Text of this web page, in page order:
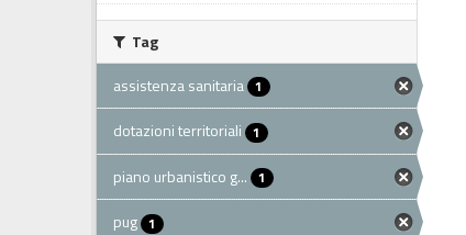
Tag
assistenza sanitaria 1
dotazioni territoriali 1
piano urbanistico g... 1
pug 1